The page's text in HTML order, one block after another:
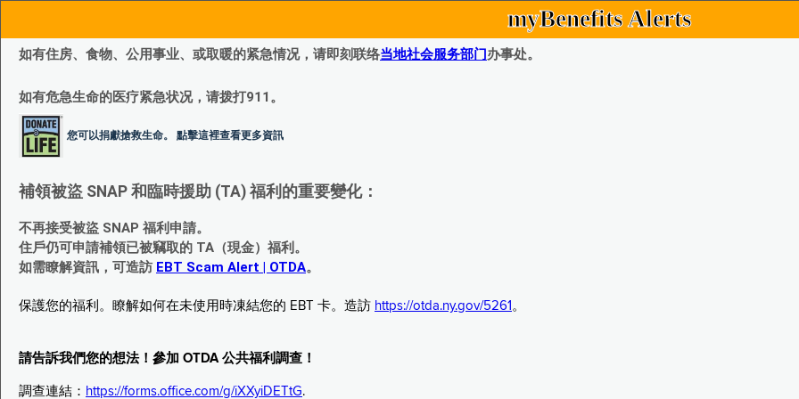
myBenefits Alerts
如有住房、食物、公用事业、或取暖的紧急情况，请即刻联络当地社会服务部门办事处。
如有危急生命的医疗紧急状况，请拨打911。
您可以捐獻搶救生命。 點擊這裡查看更多資訊
補領被盜 SNAP 和臨時援助 (TA) 福利的重要變化：
不再接受被盜 SNAP 福利申請。
住戶仍可申請補領已被竊取的 TA（現金）福利。
如需瞭解資訊，可造訪 EBT Scam Alert | OTDA。
保護您的福利。瞭解如何在未使用時凍結您的 EBT 卡。造訪 https://otda.ny.gov/5261 。
請告訴我們您的想法！參加 OTDA 公共福利調查！
調查連結： https://forms.office.com/g/iXXyiDETtG.